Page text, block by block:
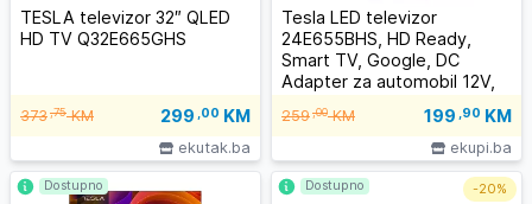
TESLA televizor 32″ QLED
HD TV Q32E665GHS
373,75KM 299 ,00 KM
ekutak.ba
Tesla LED televizor
24E655BHS, HD Ready,
Smart TV, Google, DC
Adapter za automobil 12V,
259,00KM 199 ,90 KM
ekupi.ba
Dostupno Dostupno -20%